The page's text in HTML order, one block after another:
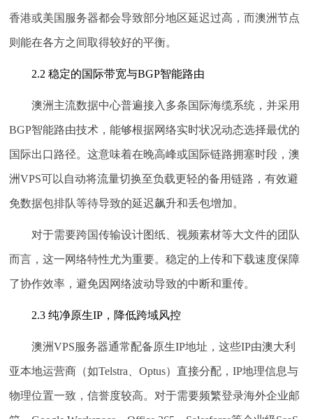
香港或美国服务器都会导致部分地区延迟过高，而澳洲节点
则能在各方之间取得较好的平衡。
2.2 稳定的国际带宽与BGP智能路由
澳洲主流数据中心普遍接入多条国际海缆系统，并采用
BGP智能路由技术，能够根据网络实时状况动态选择最优的
国际出口路径。这意味着在晚高峰或国际链路拥塞时段，澳
洲VPS可以自动将流量切换至负载更轻的备用链路，有效避
免数据包排队等待导致的延迟飙升和丢包增加。
对于需要跨国传输设计图纸、视频素材等大文件的团队
而言，这一网络特性尤为重要。稳定的上传和下载速度保障
了协作效率，避免因网络波动导致的中断和重传。
2.3 纯净原生IP，降低跨域风控
澳洲VPS服务器通常配备原生IP地址，这些IP由澳大利
亚本地运营商（如Telstra、Optus）直接分配，IP地理信息与
物理位置一致，信誉度较高。对于需要频繁登录海外企业邮